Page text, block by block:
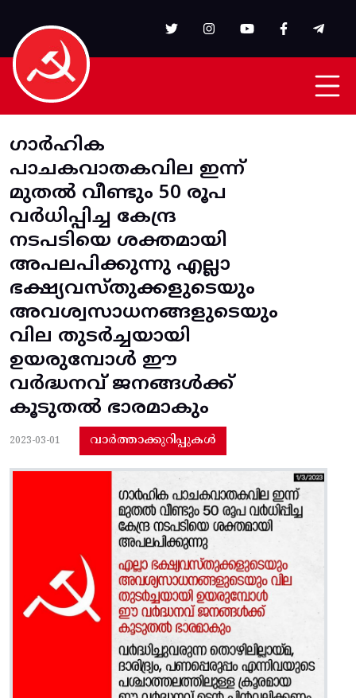
ഗാർഹിക
പാചകവാതകവില ഇന്ന്
മുതൽ വീണ്ടും 50 രൂപ
വർധിപ്പിച്ച കേന്ദ്ര
നടപടിയെ ശക്തമായി
അപലപിക്കുന്നു എല്ലാ
ഭക്ഷ്യവസ്തുക്കളുടെയും
അവശ്വസാധനങ്ങളുടെയും
വില തുടർച്ചയായി
ഉയരുമ്പോൾ ഈ
വർദ്ധനവ് ജനങ്ങൾക്ക്
കൂടുതൽ ഭാരമാകും
2023-03-01 വാർത്താക്കുറിപ്പുകൾ